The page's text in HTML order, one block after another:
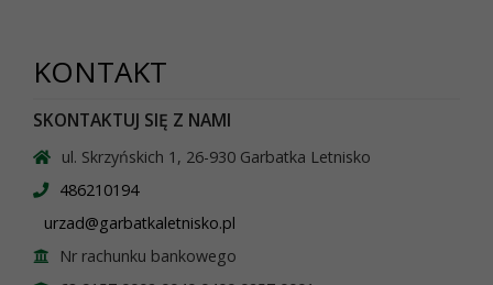
KONTAKT
SKONTAKTUJ SIĘ Z NAMI
ul. Skrzyńskich 1, 26-930 Garbatka Letnisko
486210194
urzad@garbatkaletnisko.pl
Nr rachunku bankowego